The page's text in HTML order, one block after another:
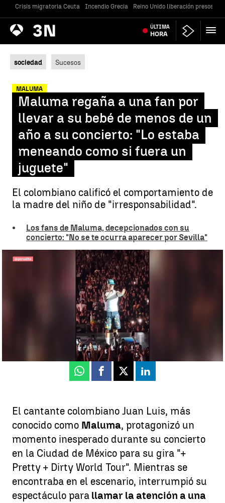
Crisis migratoria Ceuta Incendio Grecia Reino Unido liberación presos
Antena
3 Noticias ÚLTIMA
HORA
sociedad Sucesos
MALUMA
Maluma regaña a una fan por
llevar a su bebé de menos de un
año a su concierto: "Lo estaba
meneando como si fuera un
juguete"
El colombiano calificó el comportamiento de
la madre del niño de "irresponsabilidad".
Los fans de Maluma, decepcionados con su
concierto: "No se te ocurra aparecer por Sevilla"
Maluma regaña a un fan en en concierto
Irene Rodríguez
Publicado:11 de agosto de 2025, 13:43
Whatsapp
Facebook
X Linkedin
El cantante colombiano Juan Luis, más
conocido como Maluma, protagonizó un
momento inesperado durante su concierto
en la Ciudad de México para su gira "+
Pretty + Dirty World Tour". Mientras se
encontraba en el escenario, interrumpió su
espectáculo para llamar la atención a una